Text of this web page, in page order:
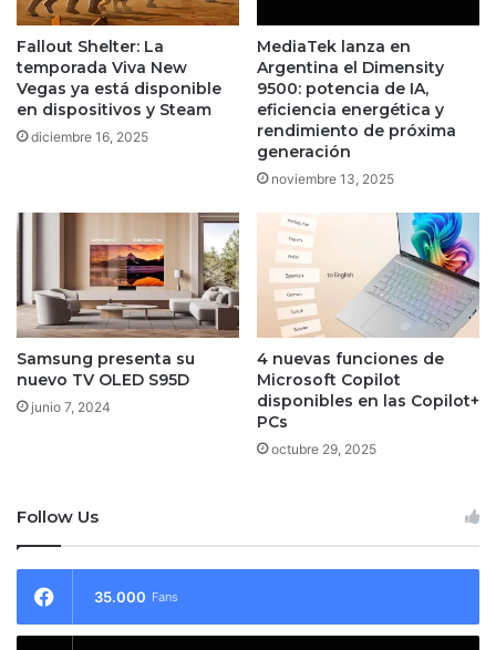
Fallout Shelter: La
temporada Viva New
Vegas ya está disponible
en dispositivos y Steam
diciembre 16, 2025
MediaTek lanza en
Argentina el Dimensity
9500: potencia de IA,
eficiencia energética y
rendimiento de próxima
generación
noviembre 13, 2025
Samsung presenta su
nuevo TV OLED S95D
junio 7, 2024
4 nuevas funciones de
Microsoft Copilot
disponibles en las Copilot+
PCs
octubre 29, 2025
Follow Us
35.000 Fans